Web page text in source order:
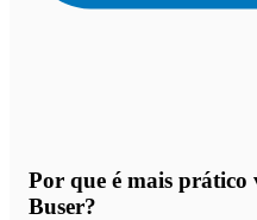
Por que é mais prático
Buser?